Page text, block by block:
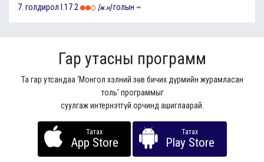
7. голдирол I.17.2 [ж.н] голын ~
Гар утасны программ
Та гар утсандаа ‘Монгол хэлний зөв бичих дүрмийн журамласан
толь’ программыг
суулгаж интернэтгүй орчинд ашиглаарай.
Татах
App Store
Татах
Play Store